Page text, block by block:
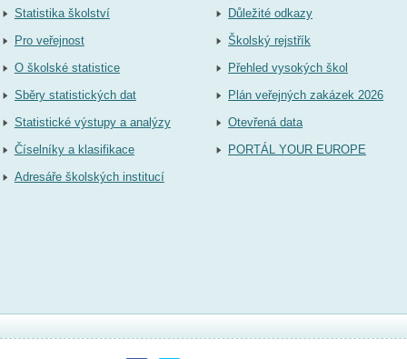
Statistika školství
Pro veřejnost
O školské statistice
Sběry statistických dat
Statistické výstupy a analýzy
Číselníky a klasifikace
Adresáře školských institucí
Důležité odkazy
Školský rejstřík
Přehled vysokých škol
Plán veřejných zakázek 2026
Otevřená data
PORTÁL YOUR EUROPE